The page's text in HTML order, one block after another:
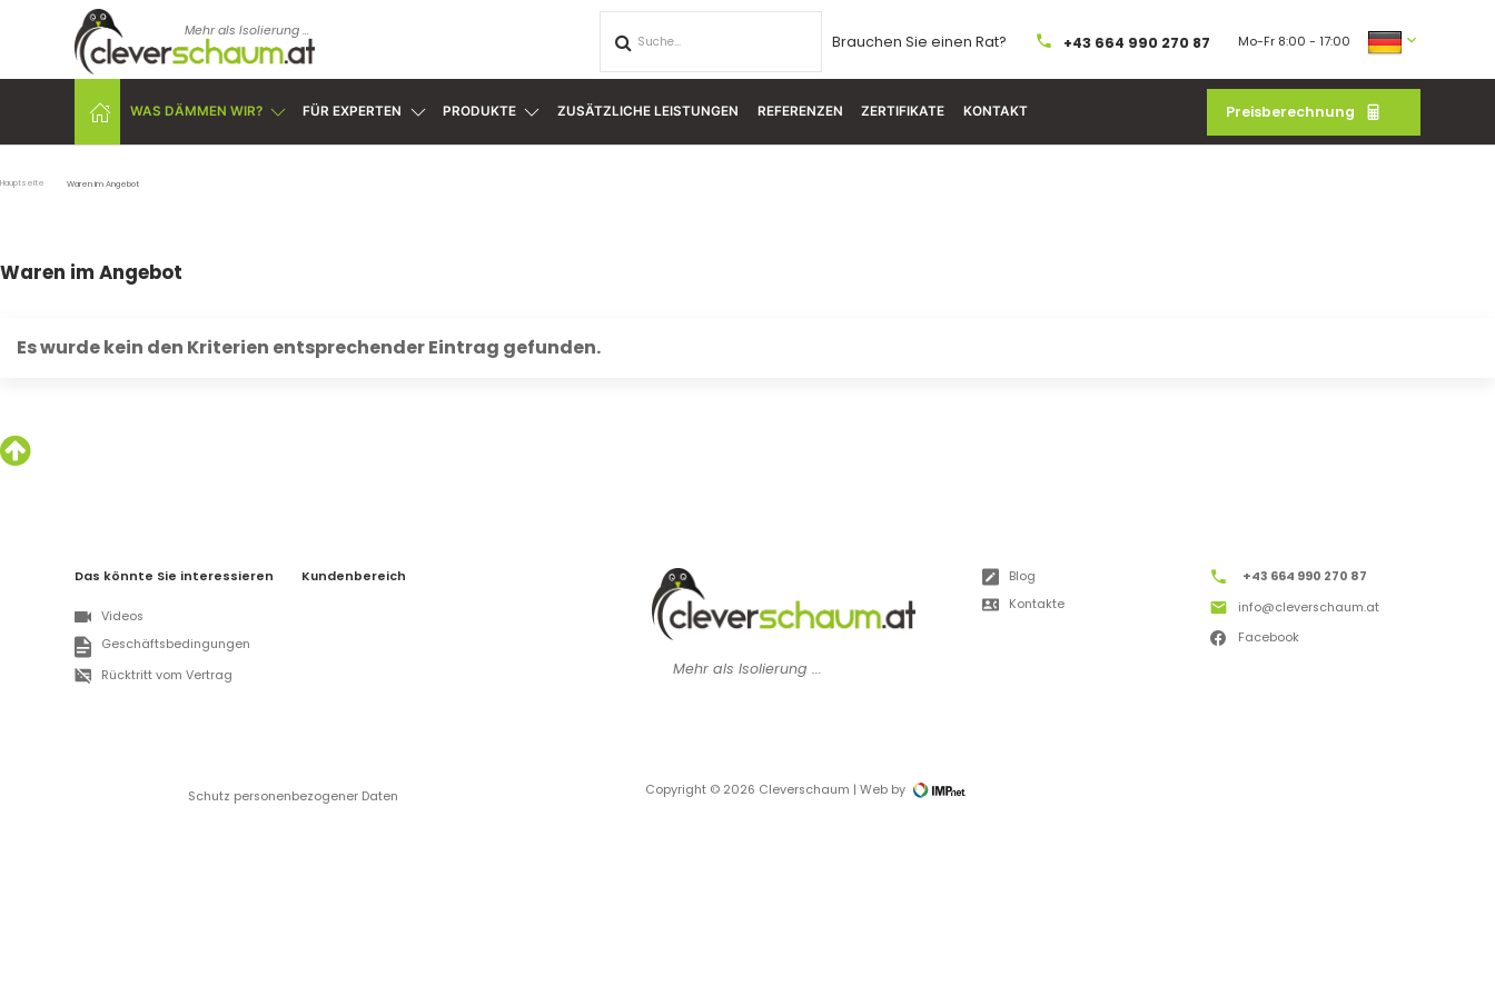
Mehr als Isolierung ...
Brauchen Sie einen Rat? +43 664 990 270 87 Mo-Fr 8:00 - 17:00
WAS DÄMMEN WIR? FÜR EXPERTEN PRODUKTE ZUSÄTZLICHE LEISTUNGEN REFERENZEN ZERTIFIKATE KONTAKT Preisberechnung
Hauptseite Waren im Angebot
Waren im Angebot
Es wurde kein den Kriterien entsprechender Eintrag gefunden.
Das könnte Sie interessieren
Videos
Geschäftsbedingungen
Rücktritt vom Vertrag
Kundenbereich
Mehr als Isolierung ...
Blog
Kontakte
+43 664 990 270 87
info@cleverschaum.at
Facebook
Schutz personenbezogener Daten Copyright © 2026 Cleverschaum | Web by